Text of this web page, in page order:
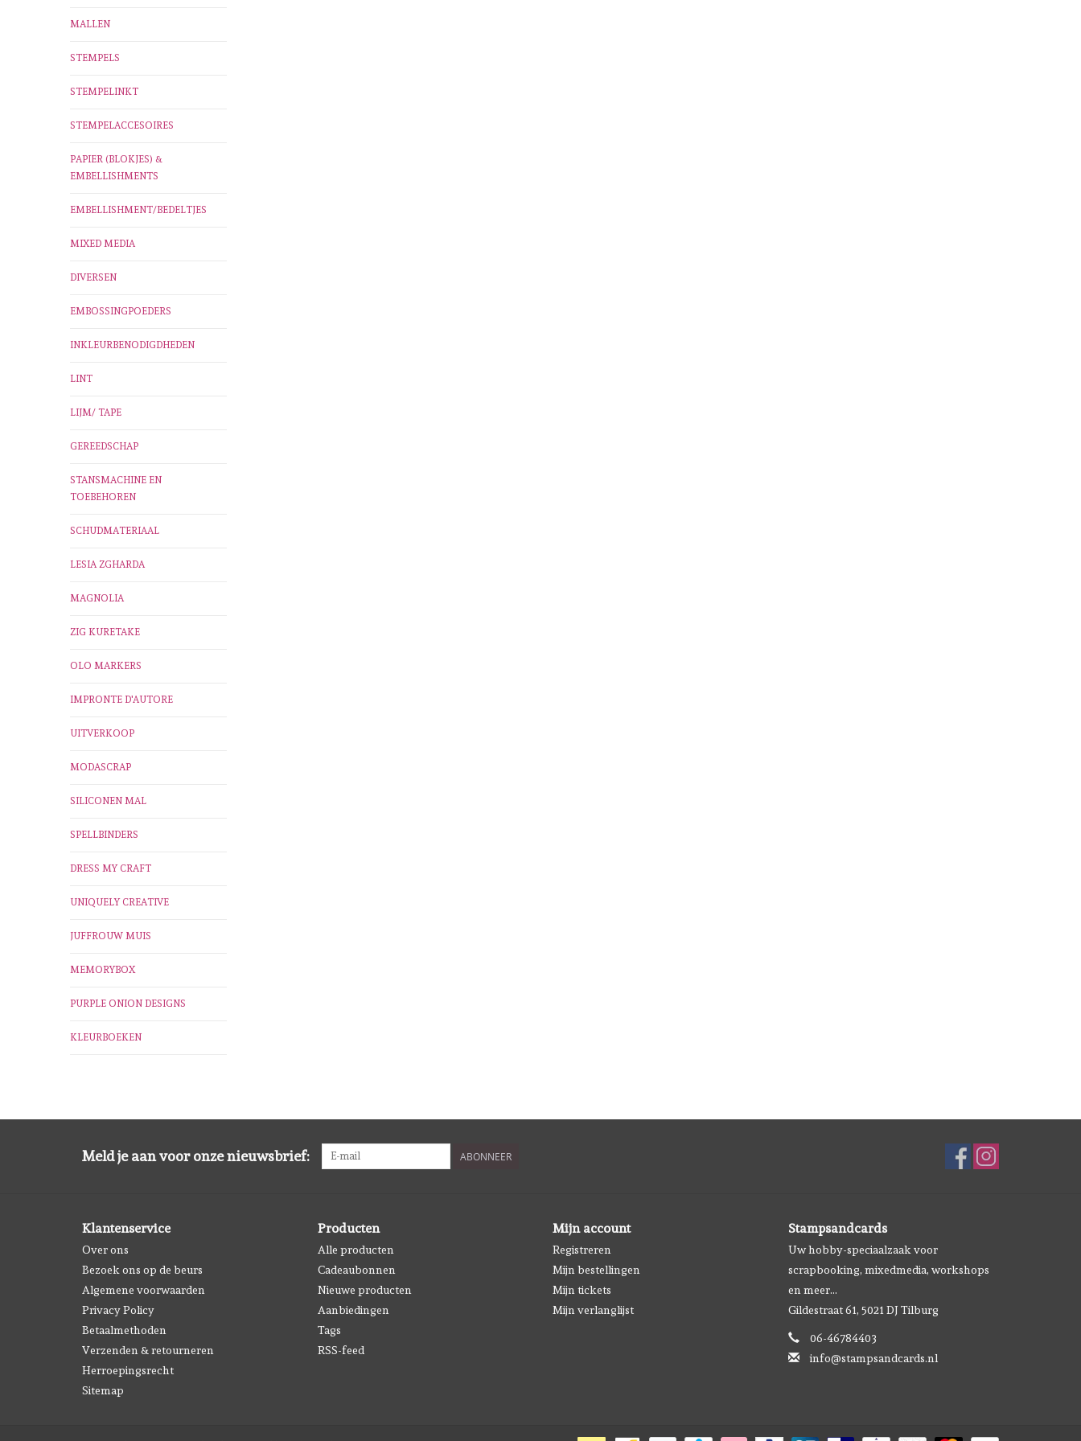
MALLEN
STEMPELS
STEMPELINKT
STEMPELACCESOIRES
PAPIER (BLOKJES) &
EMBELLISHMENTS
EMBELLISHMENT/BEDELTJES
MIXED MEDIA
DIVERSEN
EMBOSSINGPOEDERS
INKLEURBENODIGDHEDEN
LINT
LIJM/ TAPE
GEREEDSCHAP
STANSMACHINE EN
TOEBEHOREN
SCHUDMATERIAAL
LESIA ZGHARDA
MAGNOLIA
ZIG KURETAKE
OLO MARKERS
IMPRONTE D'AUTORE
UITVERKOOP
MODASCRAP
SILICONEN MAL
SPELLBINDERS
DRESS MY CRAFT
UNIQUELY CREATIVE
JUFFROUW MUIS
MEMORYBOX
PURPLE ONION DESIGNS
KLEURBOEKEN
Meld je aan voor onze nieuwsbrief: ABONNEER
Klantenservice
Over ons
Bezoek ons op de beurs
Algemene voorwaarden
Privacy Policy
Betaalmethoden
Verzenden & retourneren
Herroepingsrecht
Sitemap
Producten
Alle producten
Cadeaubonnen
Nieuwe producten
Aanbiedingen
Tags
RSS-feed
Mijn account
Registreren
Mijn bestellingen
Mijn tickets
Mijn verlanglijst
Stampsandcards
Uw hobby-speciaalzaak voor
scrapbooking, mixedmedia, workshops
en meer...
Gildestraat 61, 5021 DJ Tilburg
06-46784403
info@stampsandcards.nl